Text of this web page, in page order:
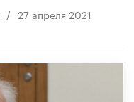
/ 27 апреля 2021